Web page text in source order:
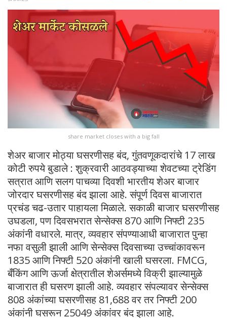
share market closes with a big fall
शेअर बाजार मोठ्या घसरणीसह बंद, गुंतवणूकदारांचे 17 लाख
कोटी रुपये बुडाले : शुक्रवारी आठवड्याच्या शेवटच्या ट्रेडिंग
सत्रात आणि सलग पाचव्या दिवशी भारतीय शेअर बाजार
जोरदार घसरणीसह बंद झाला आहे. संपूर्ण दिवस बाजारात
प्रचंड चढ-उतार पाहायला मिळाले. सकाळी बाजार घसरणीसह
उघडला, पण दिवसभरात सेन्सेक्स 870 आणि निफ्टी 235
अंकांनी वधारले. मात्र, व्यवहार संपण्याआधी बाजारात पुन्हा
नफा वसुली झाली आणि सेन्सेक्स दिवसाच्या उच्चांकावरून
1835 आणि निफ्टी 520 अंकांनी खाली घसरला. FMCG,
बँकिंग आणि ऊर्जा क्षेत्रातील शेअर्समध्ये विक्री झाल्यामुळे
बाजारात ही घसरण झाली आहे. व्यवहार संपल्यावर सेन्सेक्स
808 अंकांच्या घसरणीसह 81,688 वर तर निफ्टी 200
अंकांनी घसरून 25049 अंकांवर बंद झाला आहे.